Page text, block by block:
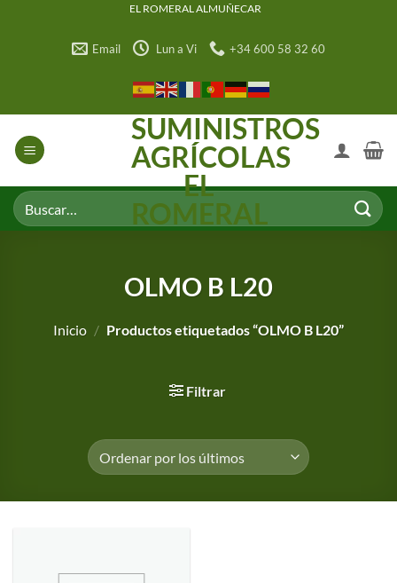
EL ROMERAL ALMUÑECAR
Email Lun a Vi +34 600 58 32 60
SUMINISTROS
AGRÍCOLAS
EL
ROMERAL
Buscar
por:
OLMO B L20
Inicio / Productos etiquetados “OLMO B L20”
Filtrar